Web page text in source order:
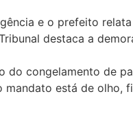
e o prefeito
destaca a
do congelamento de
está de olho,